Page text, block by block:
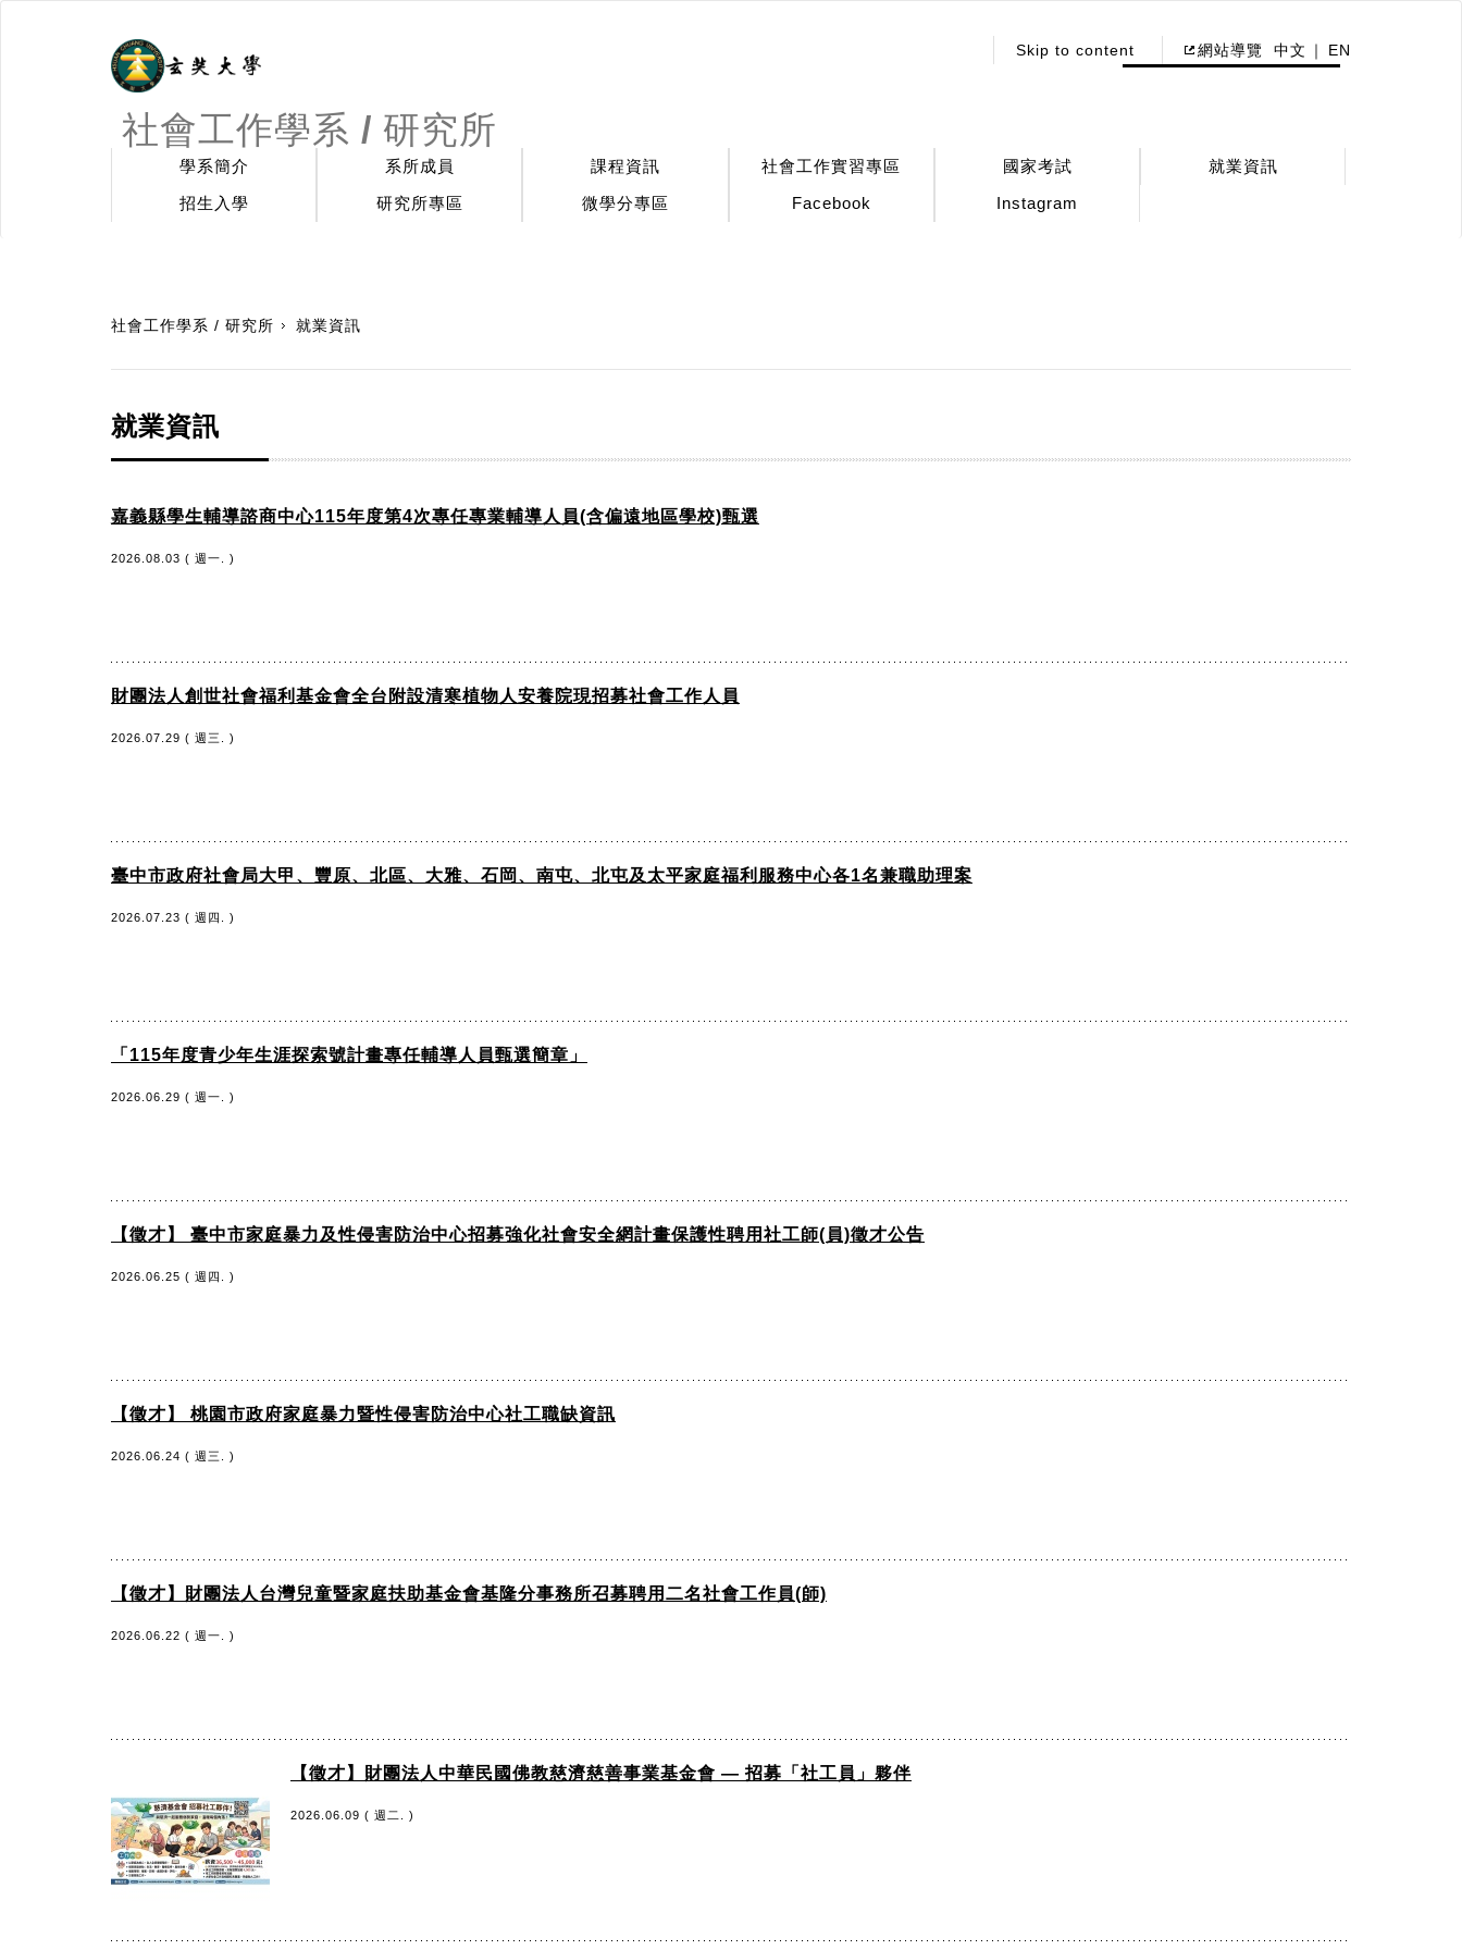
社會工作學系 / 研究所
Skip to content 網站導覽 中文 EN
學系簡介 系所成員 課程資訊 社會工作實習專區 國家考試
就業資訊
招生入學
研究所專區 微學分專區 Facebook Instagram
社會工作學系 / 研究所 就業資訊
就業資訊
嘉義縣學生輔導諮商中心115年度第4次專任專業輔導人員(含偏遠地區學校)甄選
2026.08.03 ( 週一. )
財團法人創世社會福利基金會全台附設清寒植物人安養院現招募社會工作人員
2026.07.29 ( 週三. )
臺中市政府社會局大甲、豐原、北區、大雅、石岡、南屯、北屯及太平家庭福利服務中心各1名兼職助理案
2026.07.23 ( 週四. )
「115年度青少年生涯探索號計畫專任輔導人員甄選簡章」
2026.06.29 ( 週一. )
【徵才】 臺中市家庭暴力及性侵害防治中心招募強化社會安全網計畫保護性聘用社工師(員)徵才公告
2026.06.25 ( 週四. )
【徵才】 桃園市政府家庭暴力暨性侵害防治中心社工職缺資訊
2026.06.24 ( 週三. )
【徵才】財團法人台灣兒童暨家庭扶助基金會基隆分事務所召募聘用二名社會工作員(師)
2026.06.22 ( 週一. )
【徵才】財團法人中華民國佛教慈濟慈善事業基金會 — 招募「社工員」夥伴
2026.06.09 ( 週二. )